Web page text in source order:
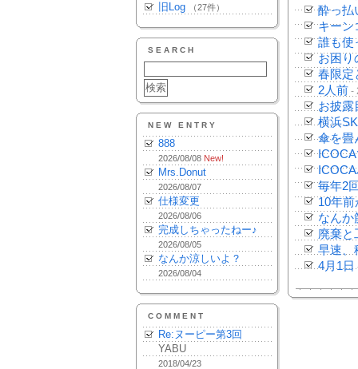
旧Log （27件）
SEARCH
NEW ENTRY
888
2026/08/08 New!
Mrs.Donut
2026/08/07
仕様変更
2026/08/06
完成しちゃったねー♪
2026/08/05
なんか涼しいよ？
2026/08/04
COMMENT
Re:ヌーピー第3回
YABU
2018/04/23
酔っ払
キーン
誰も使
お困り
春限定
2人前 -
お披露
横浜
傘を畳
毎年2
10年前
なんか
廃棄と
早速、
4月1日